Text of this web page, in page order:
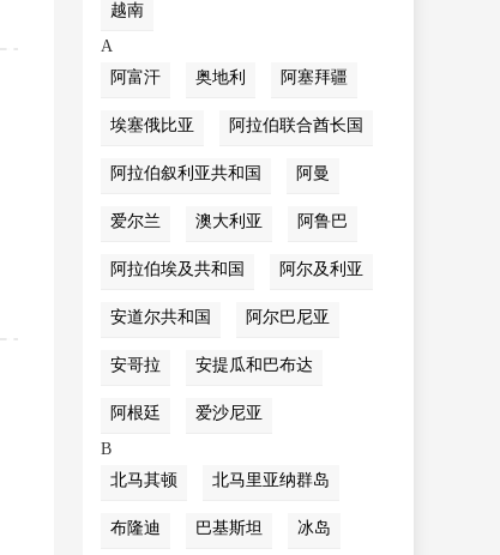
越南
A
阿富汗
奥地利 阿塞拜疆
埃塞俄比亚 阿拉伯联合酋长国
阿拉伯叙利亚共和国 阿曼
爱尔兰 澳大利亚 阿鲁巴
阿拉伯埃及共和国 阿尔及利亚
安道尔共和国 阿尔巴尼亚
安哥拉 安提瓜和巴布达
阿根廷
爱沙尼亚
B
北马其顿
北马里亚纳群岛
布隆迪 巴基斯坦 冰岛